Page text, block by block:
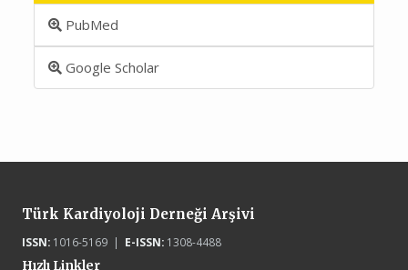
PubMed
Google Scholar
Türk Kardiyoloji Derneği Arşivi
ISSN:1016-5169 | E-ISSN:1308-4488
Hızlı Linkler